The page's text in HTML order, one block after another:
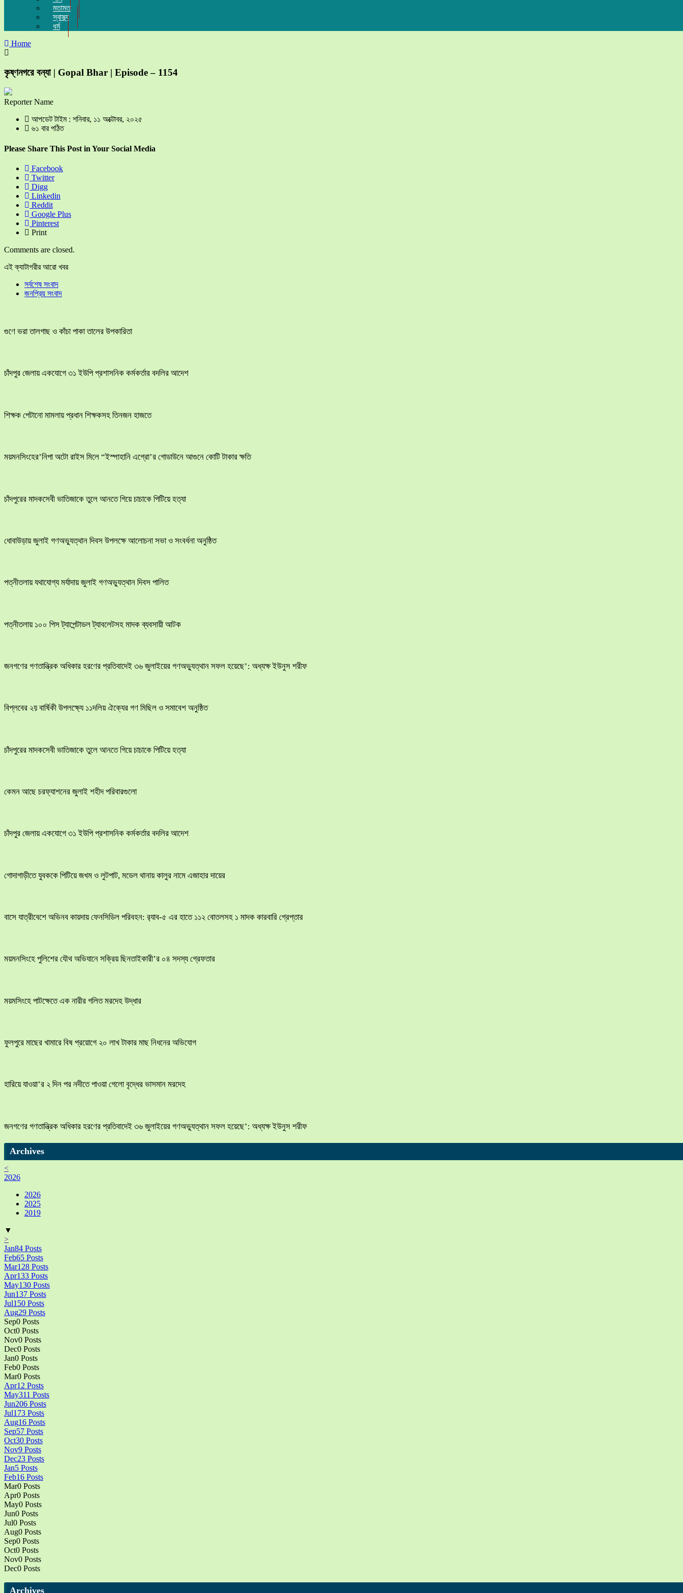
মতামত
স্বাস্থ্য
ধর্ম
Home
কৃষ্ণনগরে বন্যা | Gopal Bhar | Episode – 1154
Reporter Name
আপডেট টাইম : শনিবার, ১১ অক্টোবর, ২০২৫
৬১ বার পঠিত
Please Share This Post in Your Social Media
Facebook
Twitter
Digg
Linkedin
Reddit
Google Plus
Pinterest
Print
Comments are closed.
এই ক্যাটাগরীর আরো খবর
সর্বশেষ সংবাদ
জনপ্রিয় সংবাদ
গুণে ভরা তালগাছ ও কাঁচা পাকা তালের উপকারিতা
চাঁদপুর জেলায় একযোগে ৩১ ইউপি প্রশাসনিক কর্মকর্তার বদলির আদেশ
শিক্ষক পেটানো মামলায় প্রধান শিক্ষকসহ তিনজন হাজতে
ময়মনসিংহের’নিপা অটো রাইস মিলে “ইস্পাহানি এগ্রো’র গোডাউনে আগুনে কোটি টাকার ক্ষতি
চাঁদপুরের মাদকসেবী ভাতিজাকে তুলে আনতে গিয়ে চাচাকে পিটিয়ে হত্যা
ধোবাউড়ায় জুলাই গণঅভ্যুত্থান দিবস উপলক্ষে আলোচনা সভা ও সংবর্ধনা অনুষ্ঠিত
পত্নীতলায় যথাযোগ্য মর্যাদায় জুলাই গণঅভ্যুত্থান দিবস পালিত
পত্নীতলায় ১০০ পিস ট্যাপেন্টাডল ট্যাবলেটসহ মাদক ব্যবসায়ী আটক
জনগণের গণতান্ত্রিক অধিকার হরণের প্রতিবাদেই ৩৬ জুলাইয়ের গণঅভ্যুত্থান সফল হয়েছে’: অধ্যক্ষ ইউনুস শরীফ
বিপ্লবের ২য় বার্ষিকী উপলক্ষ্যে ১১দলিয় ঐক্যের গণ মিছিল ও সমাবেশ অনুষ্ঠিত
চাঁদপুরের মাদকসেবী ভাতিজাকে তুলে আনতে গিয়ে চাচাকে পিটিয়ে হত্যা
কেমন আছে চরফ্যাশনের জুলাই শহীদ পরিবারগুলো
চাঁদপুর জেলায় একযোগে ৩১ ইউপি প্রশাসনিক কর্মকর্তার বদলির আদেশ
​গোদাগাড়ীতে যুবককে পিটিয়ে জখম ও লুটপাট, মডেল থানায় কালুর নামে এজাহার দায়ের
বাসে যাত্রীবেশে অভিনব কায়দায় ফেনসিডিল পরিবহন: র‍্যাব-৫ এর হাতে ১১২ বোতলসহ ১ মাদক কারবারি গ্রেপ্তার
ময়মনসিংহে পুলিশের যৌথ অভিযানে সক্রিয় ছিনতাইকারী’র ০৪ সদস্য গ্রেফতার
ময়মসিংহে পাটক্ষেতে এক নারীর গলিত মরদেহ উদ্ধার
ফুলপুরে মাছের খামারে বিষ প্রয়োগে ২০ লাখ টাকার মাছ নিধনের অভিযোগ
হারিয়ে যাওয়া’র ২ দিন পর নদীতে পাওয়া গেলো বৃদ্ধের ভাসমান মরদেহ
জনগণের গণতান্ত্রিক অধিকার হরণের প্রতিবাদেই ৩৬ জুলাইয়ের গণঅভ্যুত্থান সফল হয়েছে’: অধ্যক্ষ ইউনুস শরীফ
Archives
<
2026
2026
2025
2019
▼
>
Jan84 Posts
Feb65 Posts
Mar128 Posts
Apr133 Posts
May130 Posts
Jun137 Posts
Jul150 Posts
Aug29 Posts
Sep0 Posts
Oct0 Posts
Nov0 Posts
Dec0 Posts
Jan0 Posts
Feb0 Posts
Mar0 Posts
Apr12 Posts
May311 Posts
Jun206 Posts
Jul173 Posts
Aug16 Posts
Sep57 Posts
Oct30 Posts
Nov9 Posts
Dec23 Posts
Jan5 Posts
Feb16 Posts
Mar0 Posts
Apr0 Posts
May0 Posts
Jun0 Posts
Jul0 Posts
Aug0 Posts
Sep0 Posts
Oct0 Posts
Nov0 Posts
Dec0 Posts
Archives